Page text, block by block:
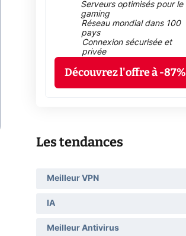
Serveurs optimisés pour le
gaming
Réseau mondial dans 100
pays
Connexion sécurisée et
privée
Découvrez l'offre à -87%
Les tendances
Meilleur VPN
IA
Meilleur Antivirus